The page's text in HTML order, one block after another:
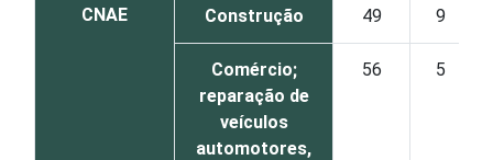
CNAE
Construção 49 9
Comércio;
reparação de
veículos
automotores,
56 5